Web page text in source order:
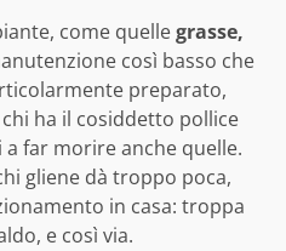
come quellegrasse,
così basso che
preparato,
ha il cosiddetto pollice
far morire anche quelle.
gliene dà troppo poca,
in casa: troppa
e così via.